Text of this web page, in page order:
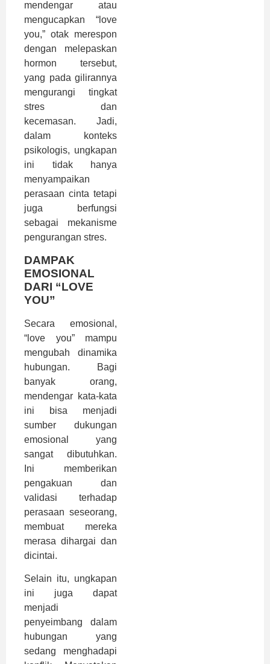
mendengar atau
mengucapkan “love
you,” otak merespon
dengan melepaskan
hormon tersebut,
yang pada gilirannya
mengurangi tingkat
stres dan
kecemasan. Jadi,
dalam konteks
psikologis, ungkapan
ini tidak hanya
menyampaikan
perasaan cinta tetapi
juga berfungsi
sebagai mekanisme
pengurangan stres.
DAMPAK
EMOSIONAL
DARI “LOVE
YOU”
Secara emosional,
“love you” mampu
mengubah dinamika
hubungan. Bagi
banyak orang,
mendengar kata-kata
ini bisa menjadi
sumber dukungan
emosional yang
sangat dibutuhkan.
Ini memberikan
pengakuan dan
validasi terhadap
perasaan seseorang,
membuat mereka
merasa dihargai dan
dicintai.
Selain itu, ungkapan
ini juga dapat
menjadi
penyeimbang dalam
hubungan yang
sedang menghadapi